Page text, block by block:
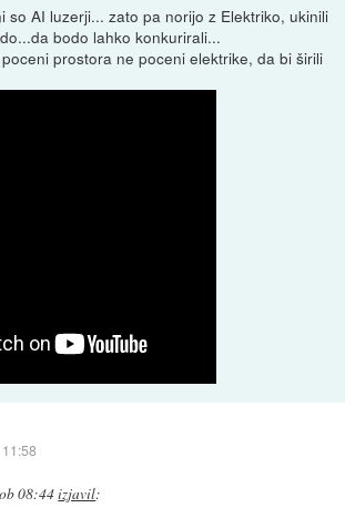
so AI luzerji... zato pa norijo z Elektriko, ukinili
bodo lahko konkurirali...
prostora ne poceni elektrike, da bi širili
08:44izjavil: